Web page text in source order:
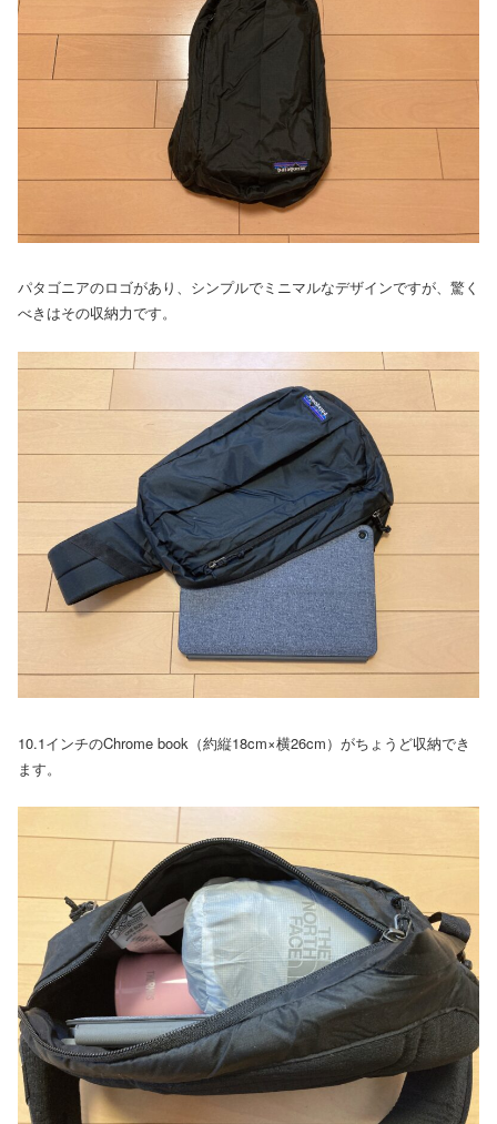
パタゴニアのロゴがあり、シンプルでミニマルなデザインですが、驚く
べきはその収納力です。
10.1インチのChrome book（約縦18cm×横26cm）がちょうど収納でき
ます。